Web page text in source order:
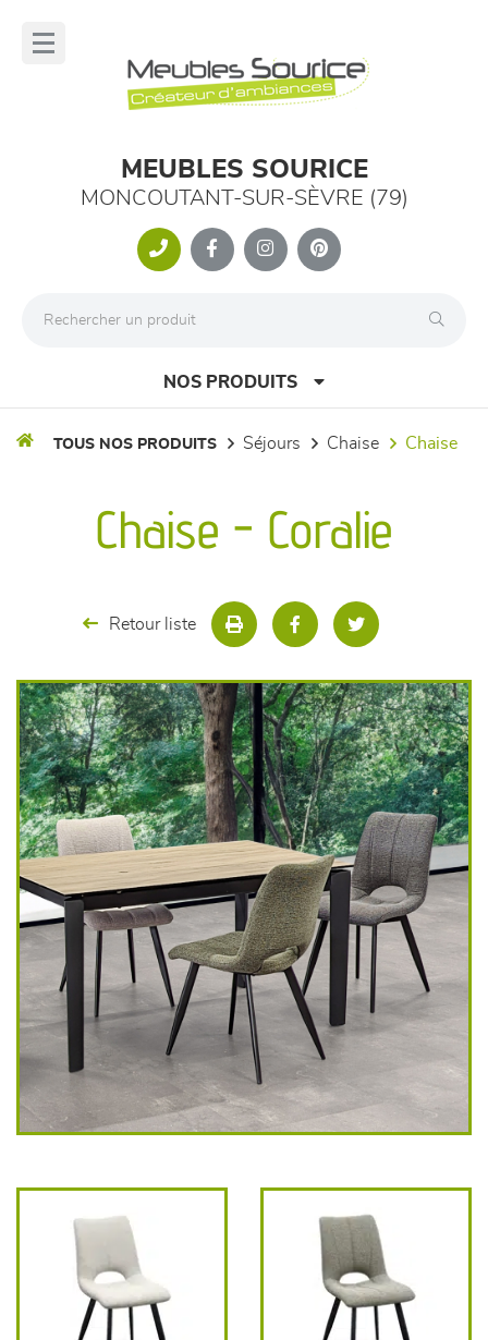
MEUBLES SOURICE
MONCOUTANT-SUR-SÈVRE (79)
NOS PRODUITS
meubles de complément
literie
décoration
TOUS NOS PRODUITS séjours chaise chaise
Chaise - Coralie
Retour liste